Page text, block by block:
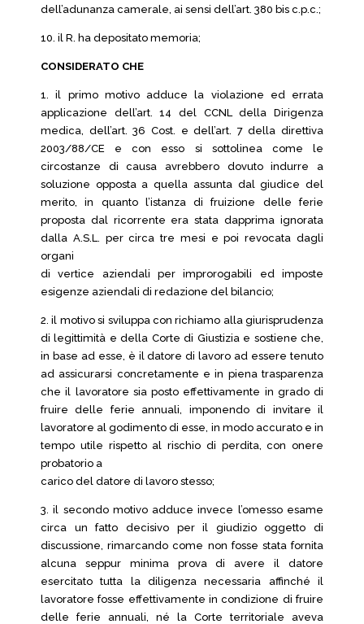
dell’adunanza camerale, ai sensi dell’art. 380 bis c.p.c.;
10. il R. ha depositato memoria;
CONSIDERATO CHE
1. il primo motivo adduce la violazione ed errata
applicazione dell’art. 14 del CCNL della Dirigenza
medica, dell’art. 36 Cost. e dell’art. 7 della direttiva
2003/88/CE e con esso si sottolinea come le
circostanze di causa avrebbero dovuto indurre a
soluzione opposta a quella assunta dal giudice del
merito, in quanto l’istanza di fruizione delle ferie
proposta dal ricorrente era stata dapprima ignorata
dalla A.S.L. per circa tre mesi e poi revocata dagli
organi
di vertice aziendali per improrogabili ed imposte
esigenze aziendali di redazione del bilancio;
2. il motivo si sviluppa con richiamo alla giurisprudenza
di legittimità e della Corte di Giustizia e sostiene che,
in base ad esse, è il datore di lavoro ad essere tenuto
ad assicurarsi concretamente e in piena trasparenza
che il lavoratore sia posto effettivamente in grado di
fruire delle ferie annuali, imponendo di invitare il
lavoratore al godimento di esse, in modo accurato e in
tempo utile rispetto al rischio di perdita, con onere
probatorio a
carico del datore di lavoro stesso;
3. il secondo motivo adduce invece l’omesso esame
circa un fatto decisivo per il giudizio oggetto di
discussione, rimarcando come non fosse stata fornita
alcuna seppur minima prova di avere il datore
esercitato tutta la diligenza necessaria affinché il
lavoratore fosse effettivamente in condizione di fruire
delle ferie annuali, né la Corte territoriale aveva